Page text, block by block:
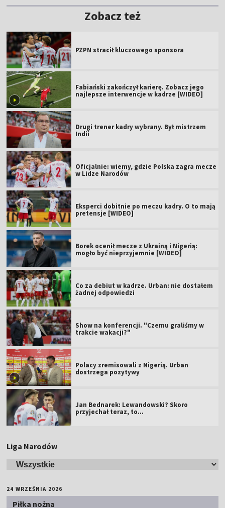
Zobacz też
PZPN stracił kluczowego sponsora
Fabiański zakończył karierę. Zobacz jego
najlepsze interwencje w kadrze [WIDEO]
Drugi trener kadry wybrany. Był mistrzem
Indii
Oficjalnie: wiemy, gdzie Polska zagra mecze
w Lidze Narodów
Eksperci dobitnie po meczu kadry. O to mają
pretensje [WIDEO]
Borek ocenił mecze z Ukrainą i Nigerią:
mogło być nieprzyjemnie [WIDEO]
Co za debiut w kadrze. Urban: nie dostałem
żadnej odpowiedzi
Show na konferencji. "Czemu graliśmy w
trakcie wakacji?"
Polacy zremisowali z Nigerią. Urban
dostrzega pozytywy
Jan Bednarek: Lewandowski? Skoro
przyjechał teraz, to…
Liga Narodów
24 WRZEŚNIA 2026
Piłka nożna